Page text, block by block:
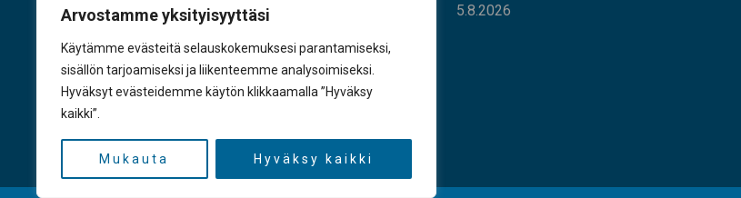
Arvostamme yksityisyyttäsi
Käytämme evästeitä selauskokemuksesi parantamiseksi,
sisällön tarjoamiseksi ja liikenteemme analysoimiseksi.
Hyväksyt evästeidemme käytön klikkaamalla ”Hyväksy
kaikki”.
Mukauta Hyväksy kaikki
KÄY TYKKÄÄMÄSSÄ
5.8.2026